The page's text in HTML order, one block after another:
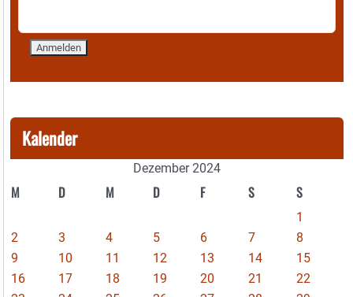
Kalender
Dezember 2024
M D M D F S S
1
2
3 4 5 6 7
8
9
10 11 12 13 14
15
16
17 18 19 20 21
22